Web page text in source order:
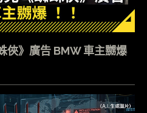
俠》廣告 BMW 車主嬲爆